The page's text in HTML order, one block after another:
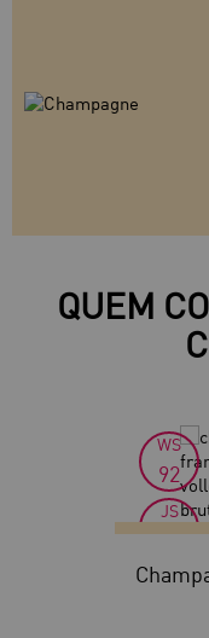
QUEM
WS
92
JS
90